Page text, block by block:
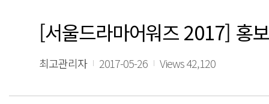
[서울드라마어워즈 2017] 홍
최고관리자 2017-05-26 Views 42,120